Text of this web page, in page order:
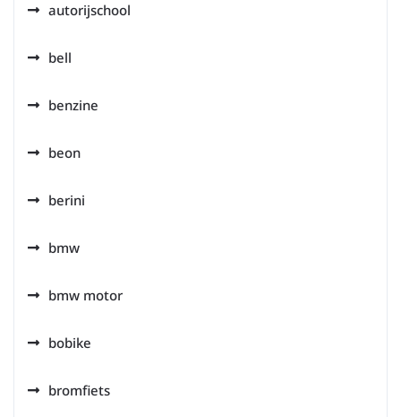
autorijschool
bell
benzine
beon
berini
bmw
bmw motor
bobike
bromfiets